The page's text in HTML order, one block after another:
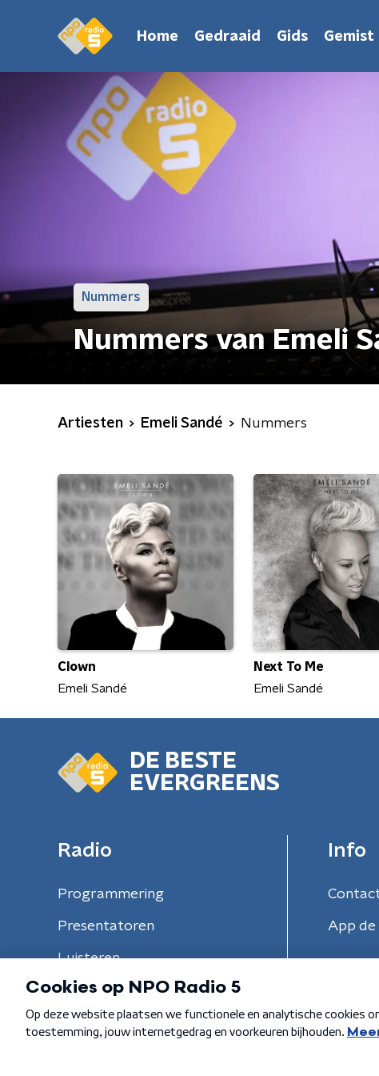
Home Gedraaid Gids Gemist
Nummers
Nummers van Emeli
Artiesten Emeli Sandé Nummers
Clown
Emeli Sandé
Next To Me
Emeli Sandé
DE BESTE
EVERGREENS
Radio
Programmering
Presentatoren
Luisteren
Info
App de
Algemene voorwaarden Privacybeleid